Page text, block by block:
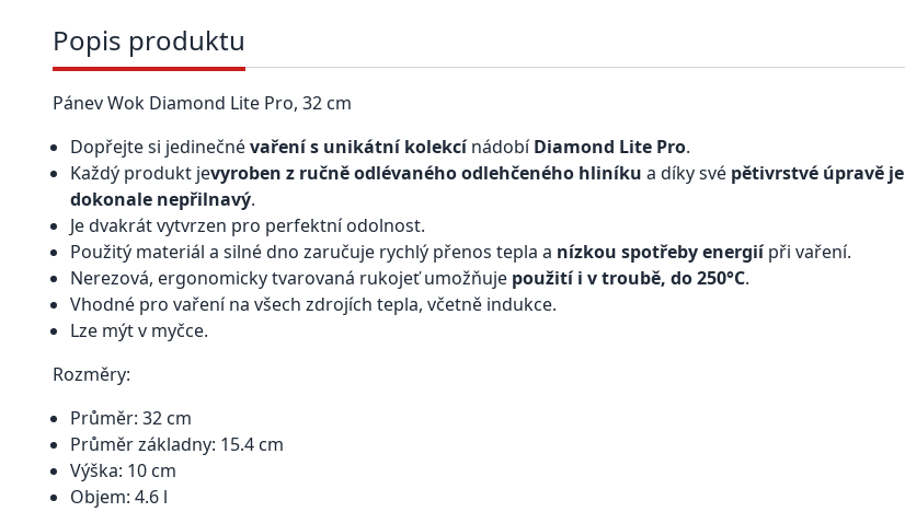
Popis produktu
Pánev Wok Diamond Lite Pro, 32 cm
Dopřejte si jedinečnévaření s unikátní kolekcínádobíDiamond Lite Pro.
Každý produkt jevyroben z ručně odlévaného odlehčeného hliníku a díky své pětivrstvé úpravě je
dokonale nepřilnavý.
Je dvakrát vytvrzen pro perfektní odolnost.
Použitý materiál a silné dno zaručuje rychlý přenos tepla a nízkou spotřeby energiípři vaření.
Nerezová, ergonomicky tvarovaná rukojeť umožňuje použití i v troubě, do 250°C.
Vhodné pro vaření na všech zdrojích tepla, včetně indukce.
Lze mýt v myčce.
Rozměry:
Průměr: 32 cm
Průměr základny: 15.4 cm
Výška: 10 cm
Objem: 4.6 l